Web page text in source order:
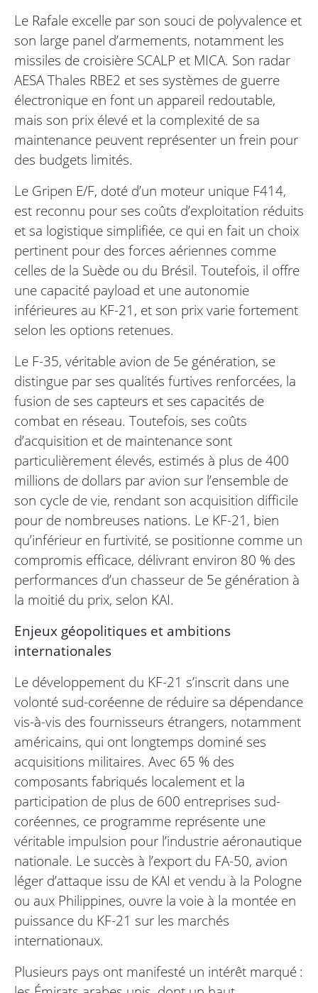
Le Rafale excelle par son souci de polyvalence et
son large panel d’armements, notamment les
missiles de croisière SCALP et MICA. Son radar
AESA Thales RBE2 et ses systèmes de guerre
électronique en font un appareil redoutable,
mais son prix élevé et la complexité de sa
maintenance peuvent représenter un frein pour
des budgets limités.
Le Gripen E/F, doté d’un moteur unique F414,
est reconnu pour ses coûts d’exploitation réduits
et sa logistique simplifiée, ce qui en fait un choix
pertinent pour des forces aériennes comme
celles de la Suède ou du Brésil. Toutefois, il offre
une capacité payload et une autonomie
inférieures au KF-21, et son prix varie fortement
selon les options retenues.
Le F-35, véritable avion de 5e génération, se
distingue par ses qualités furtives renforcées, la
fusion de ses capteurs et ses capacités de
combat en réseau. Toutefois, ses coûts
d’acquisition et de maintenance sont
particulièrement élevés, estimés à plus de 400
millions de dollars par avion sur l’ensemble de
son cycle de vie, rendant son acquisition difficile
pour de nombreuses nations. Le KF-21, bien
qu’inférieur en furtivité, se positionne comme un
compromis efficace, délivrant environ 80 % des
performances d’un chasseur de 5e génération à
la moitié du prix, selon KAI.
Enjeux géopolitiques et ambitions
internationales
Le développement du KF-21 s’inscrit dans une
volonté sud-coréenne de réduire sa dépendance
vis-à-vis des fournisseurs étrangers, notamment
américains, qui ont longtemps dominé ses
acquisitions militaires. Avec 65 % des
composants fabriqués localement et la
participation de plus de 600 entreprises sud-
coréennes, ce programme représente une
véritable impulsion pour l’industrie aéronautique
nationale. Le succès à l’export du FA-50, avion
léger d’attaque issu de KAI et vendu à la Pologne
ou aux Philippines, ouvre la voie à la montée en
puissance du KF-21 sur les marchés
internationaux.
Plusieurs pays ont manifesté un intérêt marqué :